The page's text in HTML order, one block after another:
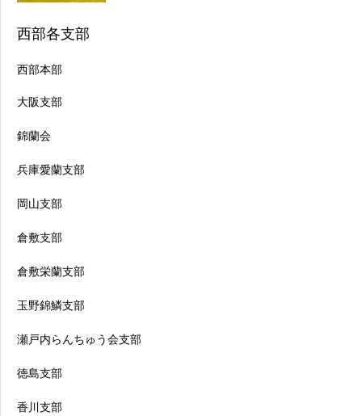
西部各支部
西部本部
大阪支部
錦蘭会
兵庫愛蘭支部
岡山支部
倉敷支部
倉敷栄蘭支部
玉野錦鱗支部
瀬戸内らんちゅう会支部
徳島支部
香川支部